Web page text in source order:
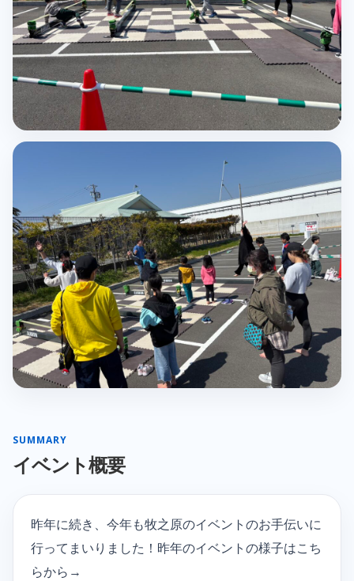
SUMMARY
イベント概要
昨年に続き、今年も牧之原のイベントのお手伝いに
行ってまいりました！昨年のイベントの様子はこち
らから→